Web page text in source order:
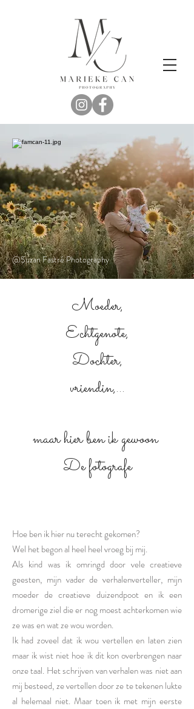
@Suzan Fastré Photography
Moeder,
Echtgenote,
Dochter,
vriendin,...
maar hier ben ik gewoon
De fotografe
Hoe ben ik hier nu terecht gekomen?
Wel het begon al heel heel vroeg bij mij.
Als kind was ik omringd door vele creatieve
geesten, mijn vader de verhalenverteller, mijn
moeder de creatieve duizendpoot en ik een
dromerige ziel die er nog moest achterkomen wie
ze was en wat ze wou worden.
Ik had zoveel dat ik wou vertellen en laten zien
maar ik wist niet hoe ik dit kon overbrengen naar
onze taal. Het schrijven van verhalen was niet aan
mij besteed, ze vertellen door ze te tekenen lukte
al helemaal niet. Maar toen ik met mijn eerste